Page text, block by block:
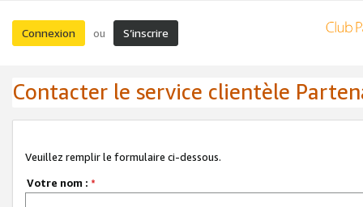
Connexion ou S’inscrire
Contacter le service clientèle
Veuillez remplir le formulaire ci-dessous.
Votre nom : *